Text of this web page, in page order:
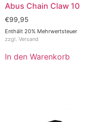
Abus Chain Claw 10
€99,95
Enthält 20% Mehrwertsteuer
zzgl. Versand
In den Warenkorb